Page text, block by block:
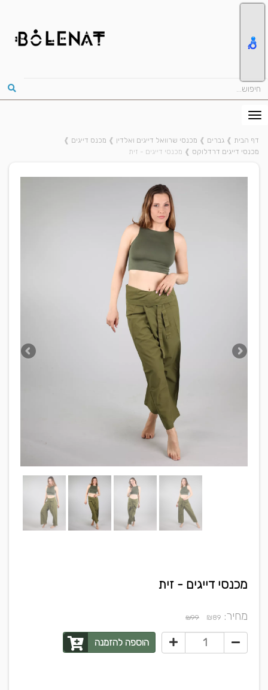
דף הבית ❱ גברים ❱ מכנסי שרוואל דייגים ואלדין ❱ מכנס דייגים ❱
מכנסי דייגים דרדלוקס ❱ מכנסי דייגים - זית
מכנסי דייגים - זית
מחיר: ₪89
₪99
הוספה להזמנה